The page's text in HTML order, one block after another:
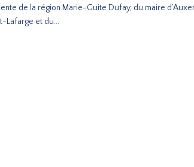
de la région Marie-Guite Dufay, du maire
Lafarge et du...